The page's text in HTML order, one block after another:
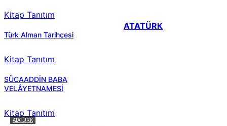
Kitap Tanıtım
Türk Alman Tarihçesi
Kitap Tanıtım
SÜCAADDİN BABA
VELÂYETNAMESİ
Kitap Tanıtım
ATATÜRK
ATATÜRK